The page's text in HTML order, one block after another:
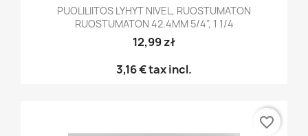
PUOLILIITOS LYHYT NIVEL, RUOSTUMATON
RUOSTUMATON 42.4MM 5/4", 1 1/4
12,99 zł
3,16 €tax incl.
favorite_border